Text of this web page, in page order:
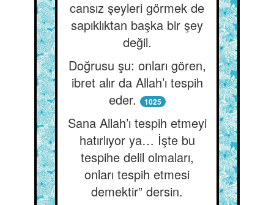
cansız şeyleri görmek de
sapıklıktan başka bir şey
değil.
Doğrusu şu: onları gören,
ibret alır da Allah’ı tespih
eder.
1025
Sana Allah’ı tespih etmeyi
hatırlıyor ya… İşte bu
tespihe delil olmaları,
onları tespih etmesi
demektir” dersin.